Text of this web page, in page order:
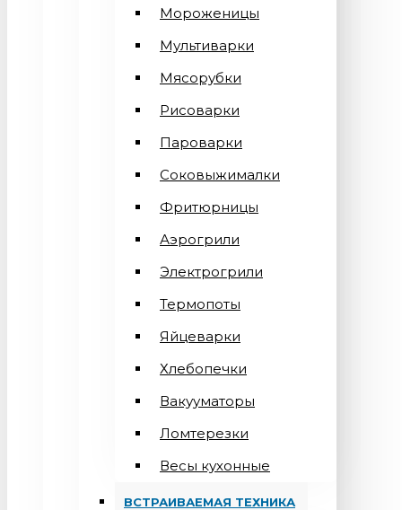
Мороженицы
Мультиварки
Мясорубки
Рисоварки
Пароварки
Соковыжималки
Фритюрницы
Аэрогрили
Электрогрили
Термопоты
Яйцеварки
Хлебопечки
Вакууматоры
Ломтерезки
Весы кухонные
ВСТРАИВАЕМАЯ ТЕХНИКА